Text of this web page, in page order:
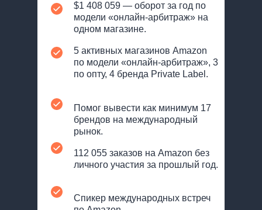
$1 408 059 — оборот за год по
модели «онлайн-арбитраж» на
одном магазине.
5 активных магазинов Amazon
по модели «онлайн-арбитраж», 3
по опту, 4 бренда Private Label.
Помог вывести как минимум 17
брендов на международный
рынок.
112 055 заказов на Amazon без
личного участия за прошлый год.
Спикер международных встреч